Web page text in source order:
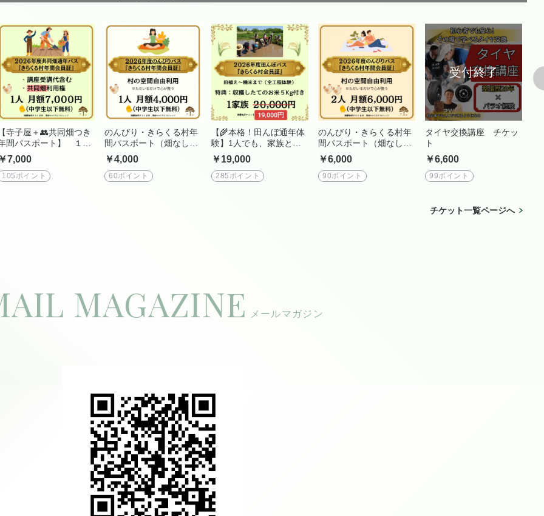
寺子屋＋👥共同畑つき
間パスポート】 １人
7,000
105ポイント
のんびり・きらくる村年
間パスポート（畑なし）
1人用
￥4,000
60ポイント
【🌾本格！田んぼ通年体
験】1人でも、家族とで
も！
￥19,000
285ポイント
のんびり・きらくる村年
間パスポート（畑なし）
２人用
￥6,000
90ポイント
タイヤ交換講座 チケッ
ト
￥6,600
99ポイント
チケット一覧ページへ
MAGAZINE